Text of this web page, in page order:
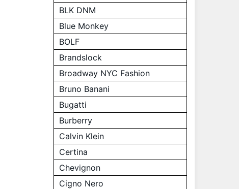
BLK DNM
Blue Monkey
BOLF
Brandslock
Broadway NYC Fashion
Bruno Banani
Bugatti
Burberry
Calvin Klein
Certina
Chevignon
Cigno Nero